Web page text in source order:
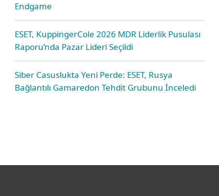
Endgame
ESET, KuppingerCole 2026 MDR Liderlik Pusulası
Raporu’nda Pazar Lideri Seçildi
Siber Casuslukta Yeni Perde: ESET, Rusya
Bağlantılı Gamaredon Tehdit Grubunu İnceledi